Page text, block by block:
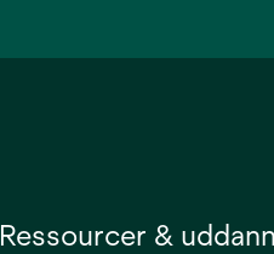
Ressourcer &